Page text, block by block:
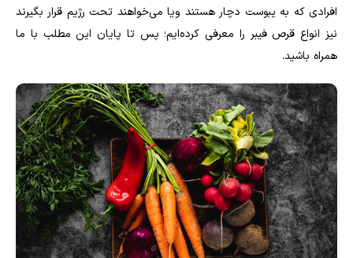
افرادی که به یبوست دچار هستند ویا می‌خواهند تحت رژیم قرار بگیرند
نیز انواع قرص فیبر را معرفی کرده‌ایم؛ پس تا پایان این مطلب با ما
همراه باشید.